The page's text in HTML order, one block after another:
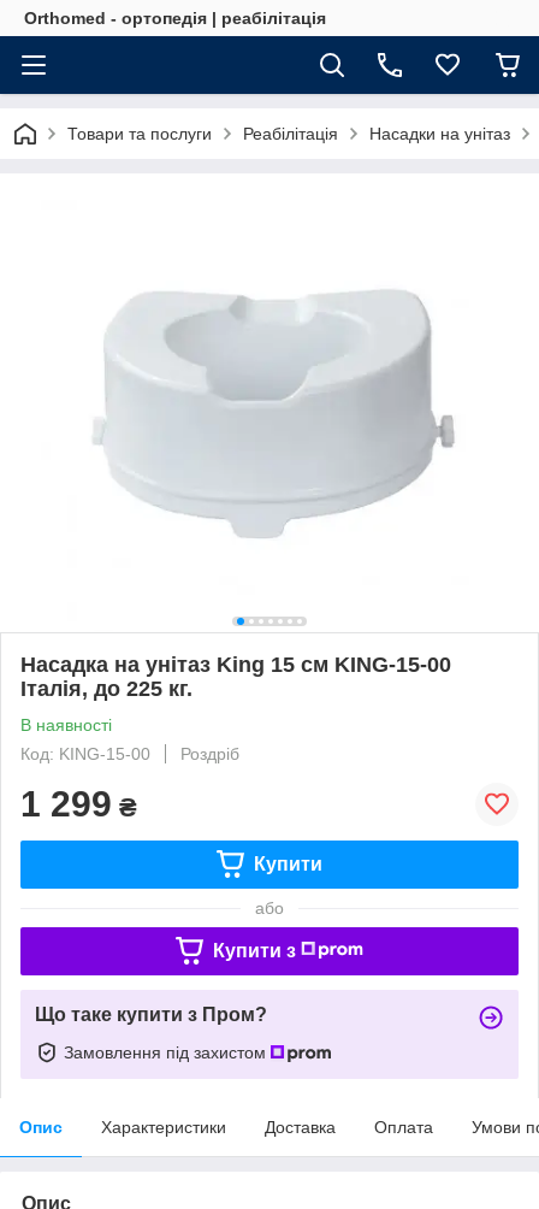
Orthomed - ортопедія | реабілітація
Товари та послуги Реабілітація Насадки на унітаз
Насадка на унітаз King 15 см KING-15-00
Італія, до 225 кг.
В наявності
Код: KING-15-00
Роздріб
1 299 ₴
Купити
або
Купити з
Що таке купити з Пром?
Замовлення під захистом
Опис Характеристики Доставка Оплата Умови
Опис